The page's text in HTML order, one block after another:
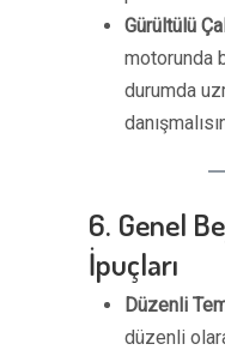
Gürültülü
motorunda
durumda
6. Genel
İpuçları
Düzenli
düzenli